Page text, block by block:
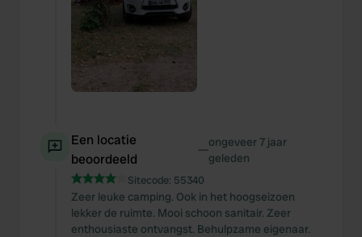
Een locatie
beoordeeld
—ongeveer 7 jaar
geleden
Sitecode: 55340
Zeer leuke camping. Ook in het hoogseizoen
lekker de ruimte. Mooi schoon sanitair. Zeer
enthousiaste ontvangst. Behulpzame eigenaar.